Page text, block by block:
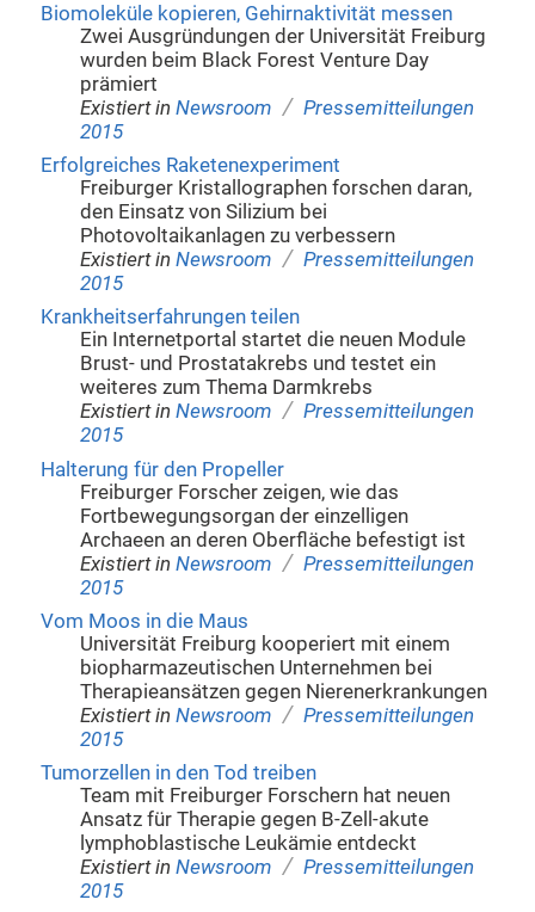
Biomoleküle kopieren, Gehirnaktivität messen
Zwei Ausgründungen der Universität Freiburg
wurden beim Black Forest Venture Day
prämiert
Existiert in Newsroom / Pressemitteilungen
2015
Erfolgreiches Raketenexperiment
Freiburger Kristallographen forschen daran,
den Einsatz von Silizium bei
Photovoltaikanlagen zu verbessern
Existiert in Newsroom / Pressemitteilungen
2015
Krankheitserfahrungen teilen
Ein Internetportal startet die neuen Module
Brust- und Prostatakrebs und testet ein
weiteres zum Thema Darmkrebs
Existiert in Newsroom / Pressemitteilungen
2015
Halterung für den Propeller
Freiburger Forscher zeigen, wie das
Fortbewegungsorgan der einzelligen
Archaeen an deren Oberfläche befestigt ist
Existiert in Newsroom / Pressemitteilungen
2015
Vom Moos in die Maus
Universität Freiburg kooperiert mit einem
biopharmazeutischen Unternehmen bei
Therapieansätzen gegen Nierenerkrankungen
Existiert in Newsroom / Pressemitteilungen
2015
Tumorzellen in den Tod treiben
Team mit Freiburger Forschern hat neuen
Ansatz für Therapie gegen B-Zell-akute
lymphoblastische Leukämie entdeckt
Existiert in Newsroom / Pressemitteilungen
2015